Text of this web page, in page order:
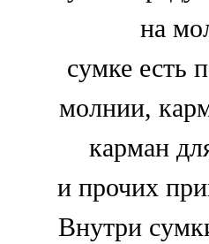
на
сумке есть
молнии,
карман
и прочих
Внутри